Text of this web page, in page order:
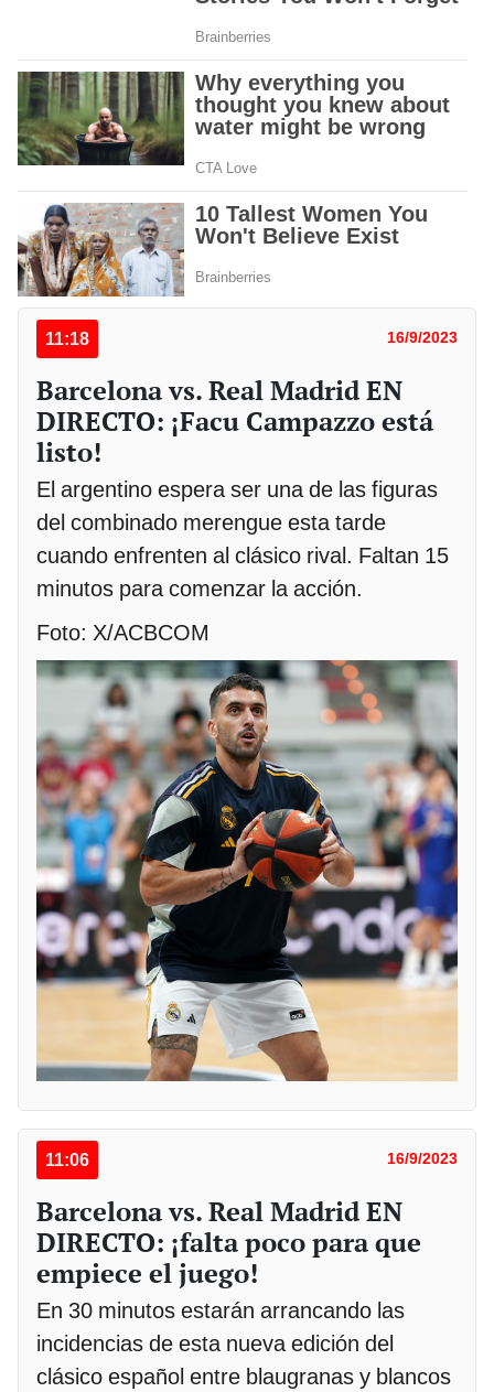
11:18 16/9/2023
Barcelona vs. Real Madrid EN
DIRECTO: ¡Facu Campazzo está
listo!
El argentino espera ser una de las figuras
del combinado merengue esta tarde
cuando enfrenten al clásico rival. Faltan 15
minutos para comenzar la acción.
Foto: X/ACBCOM
11:06 16/9/2023
Barcelona vs. Real Madrid EN
DIRECTO: ¡falta poco para que
empiece el juego!
En 30 minutos estarán arrancando las
incidencias de esta nueva edición del
clásico español entre blaugranas y blancos